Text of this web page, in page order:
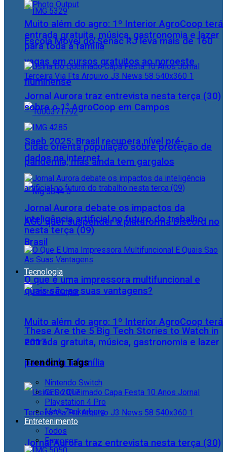
Escola Móvel do Senac RJ leva mais de 160
vagas em cursos gratuitos ao noroeste
fluminense
Saeb 2025: Brasil recupera nível pré-
pandemia, mas ainda tem gargalos
AGU quer suspender a plataforma Discord no
Brasil
Tecnologia
Muito além do agro: 1º Interior AgroCoop terá
entrada gratuita, música, gastronomia e lazer
para toda a família
Jornal Aurora traz entrevista nesta terça (30)
Muito além do agro: 1º Interior AgroCoop terá
entrada gratuita, música, gastronomia e lazer
para toda a família
Jornal Aurora traz entrevista nesta terça (30)
sobre o 1° AgroCoop em Campos
Cidac orienta população sobre proteção de
dados na internet
Jornal Aurora debate os impactos da
inteligência artificial no futuro do trabalho
nesta terça (09)
O que é uma impressora multifuncional e
quais são as suas vantagens?
These Are the 5 Big Tech Stories to Watch in
2017
Trending Tags
Nintendo Switch
CES 2017
Playstation 4 Pro
Mark Zuckerberg
Entretenimento
Todos
Famosos